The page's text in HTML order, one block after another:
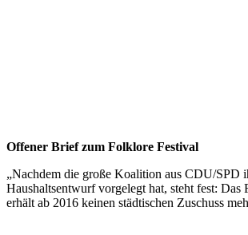
Offener Brief zum Folklore Festival
„Nachdem die große Koalition aus CDU/SPD
Haushaltsentwurf vorgelegt hat, steht fest: Das
erhält ab 2016 keinen städtischen Zuschuss